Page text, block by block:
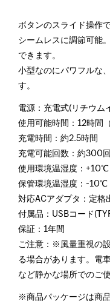
ボタンのスライド操作
シームレスに調節可能
できます。
小型なのにパワフルな
す。
電源：充電式(リチウ
使用可能時間：12時間
充電時間：約2.5時間
充電可能回数：約300回
使用環境温湿度：
保管環境温湿度：-10℃
対応ACアダプタ：定格
付属品：USBコード
保証：1年間
ご注意：※風量重視の
る場合があります。電
など静かな場所でのご
※商品パッケージは商